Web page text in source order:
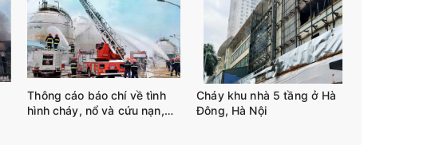
Thông cáo báo chí về tình
hình cháy, nổ và cứu nạn,
Cháy khu nhà 5 tầng ở Hà
Đông, Hà Nội